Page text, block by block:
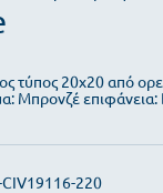
τύπος 20x20 από
Μπρονζέ επιφάνεια:
220